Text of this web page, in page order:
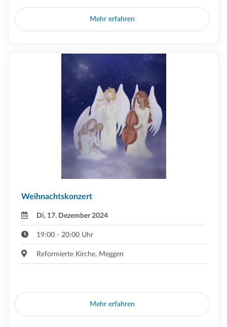
Mehr erfahren
Weihnachtskonzert
Di, 17. Dezember 2024
19:00 - 20:00 Uhr
Reformierte Kirche, Meggen
Mehr erfahren